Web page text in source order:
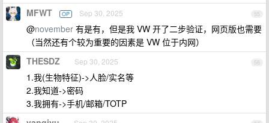
55
MFWT OP Sep 30, 2025
@november 有是有，但是我 VW 开了二步验证，网页版也需要
（当然还有个较为重要的因素是 VW 位于内网）
56
THESDZ Sep 30, 2025
1.我(生物特征)->人脸/实名等
2.我知道->密码
3.我拥有->手机/邮箱/TOTP